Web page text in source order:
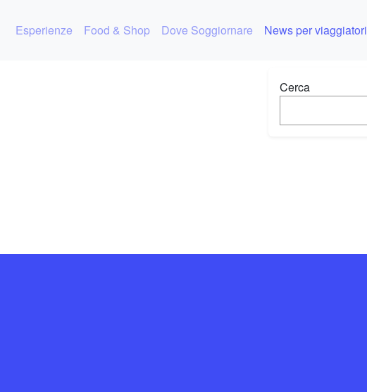
Esperienze Food & Shop Dove Soggiornare News per viaggiatori
Cerca